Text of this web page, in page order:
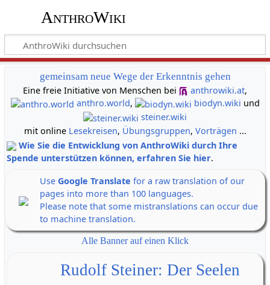
AnthroWiki
gemeinsam neue Wege der Erkenntnis gehen
Eine freie Initiative von Menschen bei
anthrowiki.at,
anthro.world, biodyn.wiki und
steiner.wiki
mit online Lesekreisen, Übungsgruppen, Vorträgen ...
Wie Sie die Entwicklung von AnthroWiki durch Ihre
Spende unterstützen können, erfahren Sie hier.
Use Google Translate for a raw translation of our
pages into more than 100 languages.
Please note that some mistranslations can occur due
to machine translation.
Alle Banner auf einen Klick
Rudolf Steiner: Der Seelen